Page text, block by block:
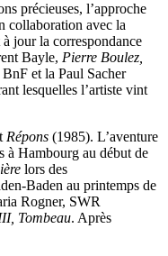
précieuses, l’approche
collaboration avec la
jour la correspondance
Bayle, Pierre Boulez,
et la Paul Sacher
lesquelles l’artiste vint
Répons (1985). L’aventure
à Hambourg au début de
lors des
Baden au printemps de
Rogner, SWR
Tombeau. Après